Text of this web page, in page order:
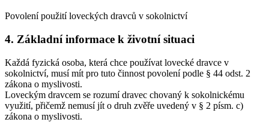
Povolení použití loveckých dravců v sokolnictví
4. Základní informace k životní situaci
Každá fyzická osoba, která chce používat lovecké dravce v
sokolnictví, musí mít pro tuto činnost povolení podle § 44 odst. 2
zákona o myslivosti.
Loveckým dravcem se rozumí dravec chovaný k sokolnickému
využití, přičemž nemusí jít o druh zvěře uvedený v § 2 písm. c)
zákona o myslivosti.